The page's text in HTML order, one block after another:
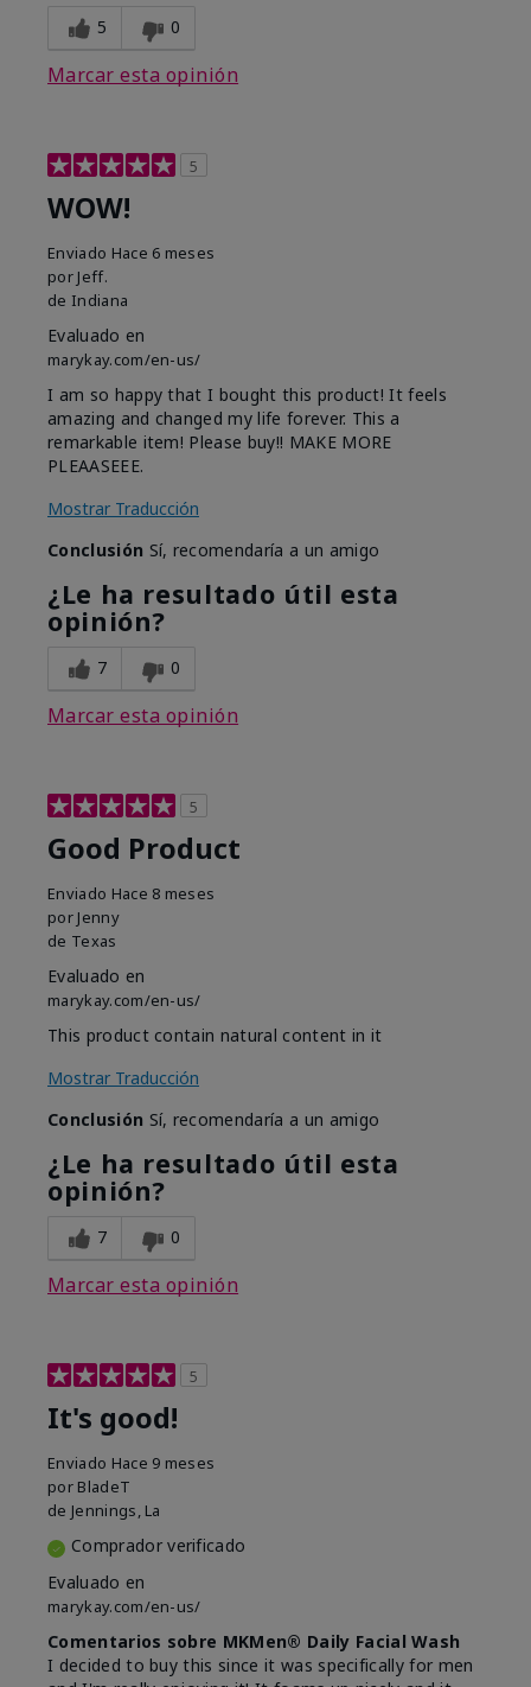
5 0
Marcar esta opinión
5
WOW!
Enviado Hace 6 meses
por Jeff.
de Indiana
Evaluado en
marykay.com/en-us/
I am so happy that I bought this product! It feels
amazing and changed my life forever. This a
remarkable item! Please buy!! MAKE MORE
PLEAASEEE.
Mostrar Traducción
Conclusión Sí, recomendaría a un amigo
¿Le ha resultado útil esta
opinión?
7 0
Marcar esta opinión
5
Good Product
Enviado Hace 8 meses
por Jenny
de Texas
Evaluado en
marykay.com/en-us/
This product contain natural content in it
Mostrar Traducción
Conclusión Sí, recomendaría a un amigo
¿Le ha resultado útil esta
opinión?
7 0
Marcar esta opinión
5
It's good!
Enviado Hace 9 meses
por BladeT
de Jennings, La
Comprador verificado
Evaluado en
marykay.com/en-us/
Comentarios sobre MKMen® Daily Facial Wash
I decided to buy this since it was specifically for men